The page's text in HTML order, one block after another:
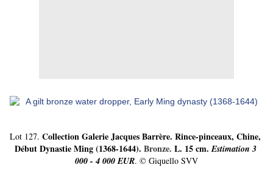
Lot 127. Collection Galerie Jacques Barrère. Rince-pinceaux, Chine,
Début Dynastie Ming (1368-1644). Bronze. L. 15 cm. Estimation 3
000 - 4 000 EUR. © Giquello SVV